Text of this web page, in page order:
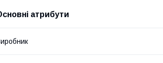
атрибути